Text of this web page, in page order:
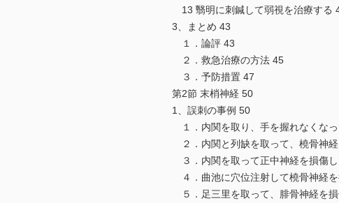
13 翳明に刺鍼して弱視を治療する
3、まとめ 43
１．論評 43
２．救急治療の方法 45
３．予防措置 47
第2節 末梢神経 50
1、誤刺の事例 50
１．内関を取り、手を握れなくなっ
２．内関と列缺を取って、橈骨神経
３．内関を取って正中神経を損傷し
４．曲池に穴位注射して橈骨神経を
５．足三里を取って、腓骨神経を損